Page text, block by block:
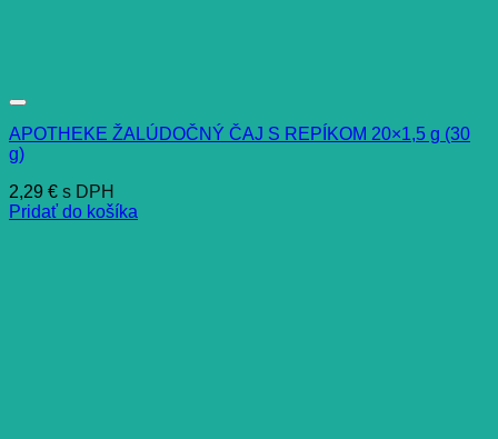
APOTHEKE ŽALÚDOČNÝ ČAJ S REPÍKOM 20×1,5 g (30
g)
2,29 € s DPH
Pridať do košíka